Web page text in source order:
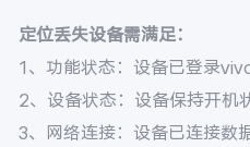
定位丢失设备需满足：
1、功能状态：设备已登录
2、设备状态：设备保持开机
3、网络连接：设备已连接数